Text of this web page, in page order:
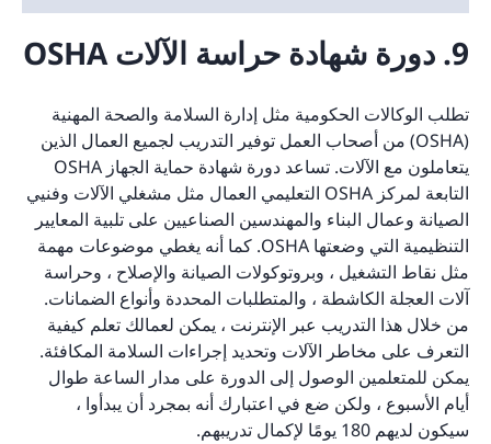
9. دورة شهادة حراسة الآلات OSHA
تطلب الوكالات الحكومية مثل إدارة السلامة والصحة المهنية
(OSHA) من أصحاب العمل توفير التدريب لجميع العمال الذين
يتعاملون مع الآلات. تساعد دورة شهادة حماية الجهاز OSHA
التابعة لمركز OSHA التعليمي العمال مثل مشغلي الآلات وفنيي
الصيانة وعمال البناء والمهندسين الصناعيين على تلبية المعايير
التنظيمية التي وضعتها OSHA. كما أنه يغطي موضوعات مهمة
مثل نقاط التشغيل ، وبروتوكولات الصيانة والإصلاح ، وحراسة
آلات العجلة الكاشطة ، والمتطلبات المحددة وأنواع الضمانات.
من خلال هذا التدريب عبر الإنترنت ، يمكن لعمالك تعلم كيفية
التعرف على مخاطر الآلات وتحديد إجراءات السلامة المكافئة.
يمكن للمتعلمين الوصول إلى الدورة على مدار الساعة طوال
أيام الأسبوع ، ولكن ضع في اعتبارك أنه بمجرد أن يبدأوا ،
سيكون لديهم 180 يومًا لإكمال تدريبهم.